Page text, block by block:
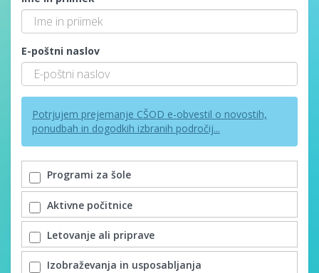
E-poštni naslov
Potrjujem prejemanje CŠOD e-obvestil o novostih,
ponudbah in dogodkih izbranih področij...
Programi za šole
Aktivne počitnice
Letovanje ali priprave
Izobraževanja in usposabljanja